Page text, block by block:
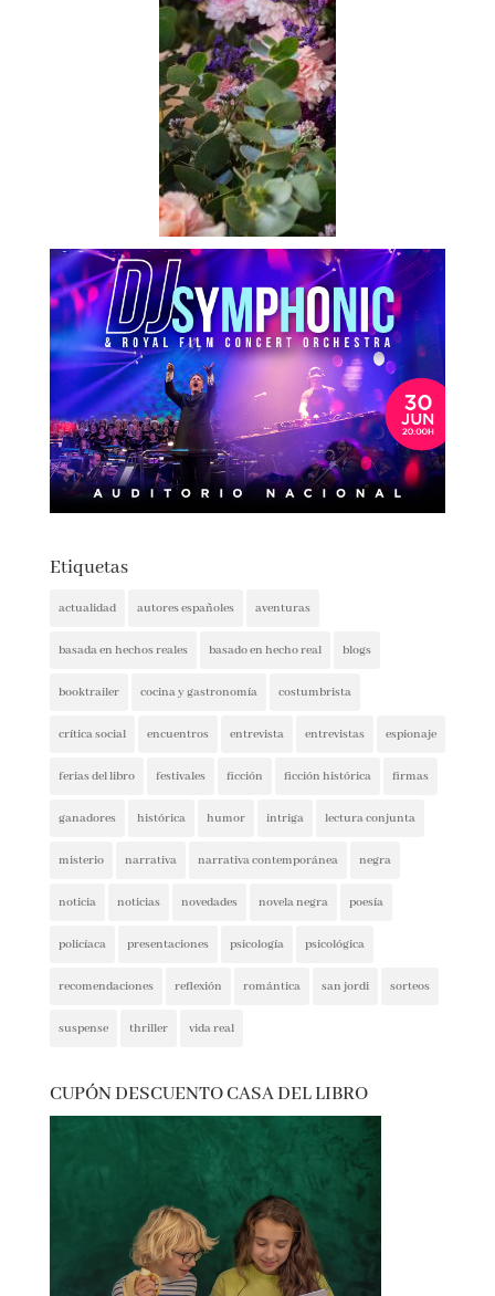
Etiquetas
actualidad autores españoles aventuras
basada en hechos reales basado en hecho real blogs
booktrailer cocina y gastronomía costumbrista
crítica social encuentros entrevista entrevistas espionaje
ferias del libro festivales ficción ficción histórica firmas
ganadores histórica humor intriga lectura conjunta
misterio narrativa narrativa contemporánea negra
noticia noticias novedades novela negra poesía
policíaca presentaciones psicología psicológica
recomendaciones reflexión romántica san jordi sorteos
suspense thriller vida real
CUPÓN DESCUENTO CASA DEL LIBRO